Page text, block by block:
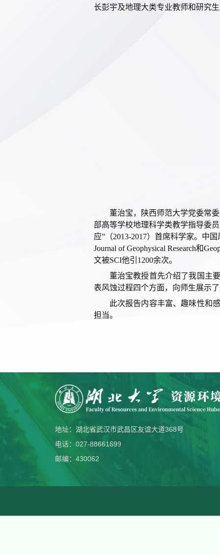
长彭宇及地理大类专业教师和研究
董治宝，陕西师范大学党委常
部高等学校地理科学类教学指导委
应”（2013-2017）首席科学家。中
Journal of Geophysical Research和
文被SCI他引1200余次。
董治宝教授首先介绍了我国 主
表风蚀过程四个方面，向师生展示了
此次报告内容丰富、趣味性和
担当。
地址：湖北省武汉市武昌区友谊大道368号
电话：027-88661699
邮编：430062